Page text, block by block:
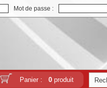
Mot de passe :
Panier : 0produit